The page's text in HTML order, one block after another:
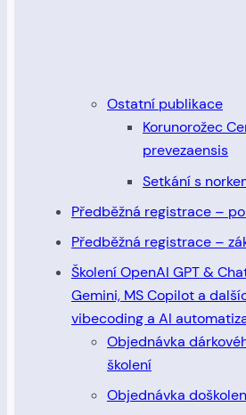
Ostatní publikace
Korunorožec
prevezaensis
Setkání s
Předběžná registrace –
Předběžná registrace –
Školení OpenAI GPT &
Gemini, MS Copilot a
vibecoding a AI
Objednávka
školení
Objednávka